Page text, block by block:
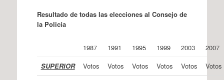
Resultado de todas las elecciones al Consejo de
la Policía
1987 1991 1995 1999 2003
2007
SUPERIOR
Votos Votos Votos Votos Votos
Votos